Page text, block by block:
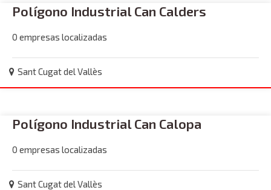
Polígono Industrial Can Calders
0 empresas localizadas
Sant Cugat del Vallès
Polígono Industrial Can Calopa
0 empresas localizadas
Sant Cugat del Vallès